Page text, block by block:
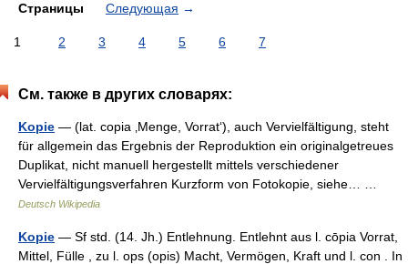
Страницы Следующая →
1 2 3 4 5 6 7
См. также в других словарях:
Kopie — (lat. copia ‚Menge, Vorrat‘), auch Vervielfältigung, steht
für allgemein das Ergebnis der Reproduktion ein originalgetreues
Duplikat, nicht manuell hergestellt mittels verschiedener
Vervielfältigungsverfahren Kurzform von Fotokopie, siehe… …
Deutsch Wikipedia
Kopie — Sf std. (14. Jh.) Entlehnung. Entlehnt aus l. cōpia Vorrat,
Mittel, Fülle , zu l. ops (opis) Macht, Vermögen, Kraft und l. con . In